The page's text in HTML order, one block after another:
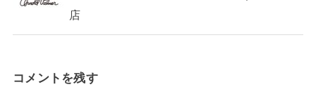
店
コメントを残す